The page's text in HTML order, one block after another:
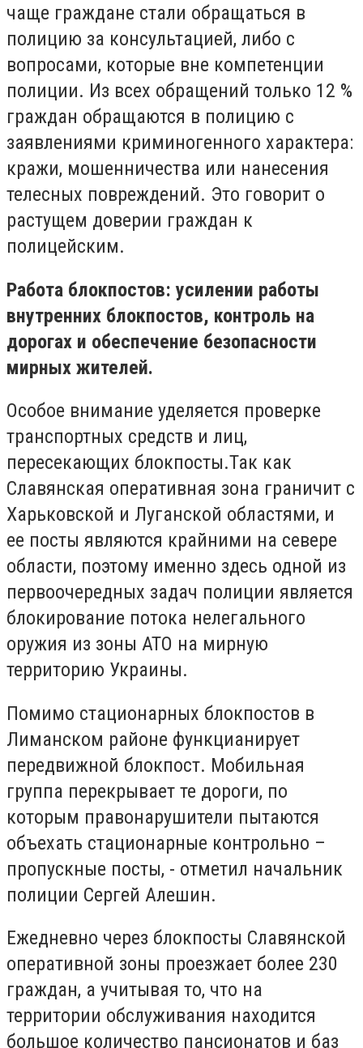
чаще граждане стали обращаться в
полицию за консультацией, либо с
вопросами, которые вне компетенции
полиции. Из всех обращений только 12 %
граждан обращаются в полицию с
заявлениями криминогенного характера:
кражи, мошенничества или нанесения
телесных повреждений. Это говорит о
растущем доверии граждан к
полицейским.
Работа блокпостов: усилении работы
внутренних блокпостов, контроль на
дорогах и обеспечение безопасности
мирных жителей.
Особое внимание уделяется проверке
транспортных средств и лиц,
пересекающих блокпосты.Так как
Славянская оперативная зона граничит с
Харьковской и Луганской областями, и
ее посты являются крайними на севере
области, поэтому именно здесь одной из
первоочередных задач полиции является
блокирование потока нелегального
оружия из зоны АТО на мирную
территорию Украины.
Помимо стационарных блокпостов в
Лиманском районе функцианирует
передвижной блокпост. Мобильная
группа перекрывает те дороги, по
которым правонарушители пытаются
объехать стационарные контрольно –
пропускные посты, - отметил начальник
полиции Сергей Алешин.
Ежедневно через блокпосты Славянской
оперативной зоны проезжает более 230
граждан, а учитывая то, что на
территории обслуживания находится
большое количество пансионатов и баз